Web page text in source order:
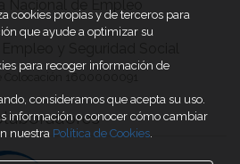
Colocación 1600000091
cookies propias y de terceros para
que ayude a optimizar su
para recoger información de
consideramos que acepta su uso.
información o conocer cómo cambiar
nuestra Política de Cookies.